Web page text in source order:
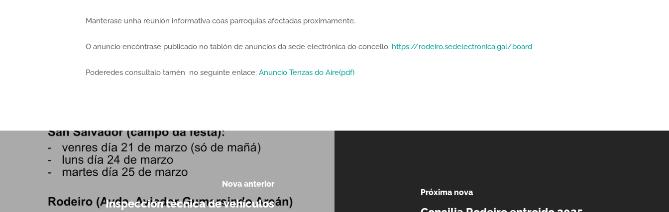
Manterase unha reunión informativa coas parroquias afectadas proximamente.
O anuncio encóntrase publicado no tablón de anuncios da sede electrónica do concello: https://rodeiro.sedelectronica.gal/board
Poderedes consultalo tamén no seguinte enlace: Anuncio Tenzas do Aire(pdf)
Nova anterior
Inspección técnica de vehículos
Próxima nova